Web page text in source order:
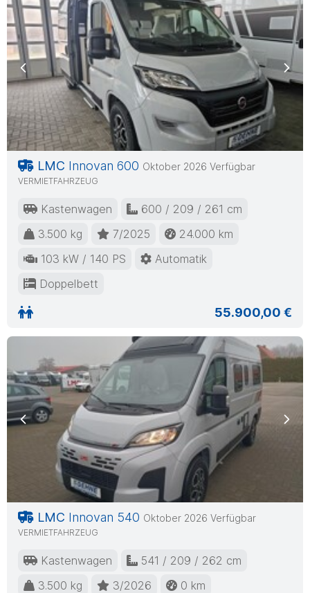
Previous Next
LMC Innovan 600 Oktober 2026 Verfügbar
VERMIETFAHRZEUG
Kastenwagen
600 / 209 / 261 cm
3.500 kg
7/2025
24.000 km
103 kW / 140 PS
Automatik
Doppelbett
55.900,00 €
Previous Next
LMC Innovan 540 Oktober 2026 Verfügbar
VERMIETFAHRZEUG
Kastenwagen
541 / 209 / 262 cm
3.500 kg
3/2026
0 km